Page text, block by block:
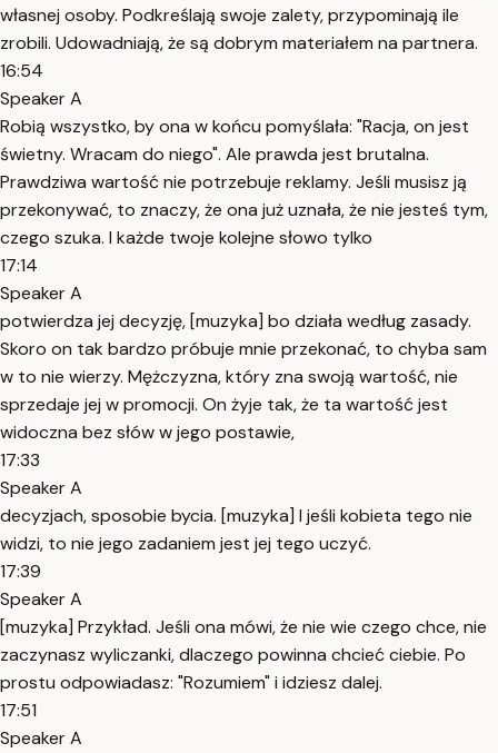
własnej osoby. Podkreślają swoje zalety, przypominają ile
zrobili. Udowadniają, że są dobrym materiałem na partnera.
16:54
Speaker A
Robią wszystko, by ona w końcu pomyślała: "Racja, on jest
świetny. Wracam do niego". Ale prawda jest brutalna.
Prawdziwa wartość nie potrzebuje reklamy. Jeśli musisz ją
przekonywać, to znaczy, że ona już uznała, że nie jesteś tym,
czego szuka. I każde twoje kolejne słowo tylko
17:14
Speaker A
potwierdza jej decyzję, [muzyka] bo działa według zasady.
Skoro on tak bardzo próbuje mnie przekonać, to chyba sam
w to nie wierzy. Mężczyzna, który zna swoją wartość, nie
sprzedaje jej w promocji. On żyje tak, że ta wartość jest
widoczna bez słów w jego postawie,
17:33
Speaker A
decyzjach, sposobie bycia. [muzyka] I jeśli kobieta tego nie
widzi, to nie jego zadaniem jest jej tego uczyć.
17:39
Speaker A
[muzyka] Przykład. Jeśli ona mówi, że nie wie czego chce, nie
zaczynasz wyliczanki, dlaczego powinna chcieć ciebie. Po
prostu odpowiadasz: "Rozumiem" i idziesz dalej.
17:51
Speaker A